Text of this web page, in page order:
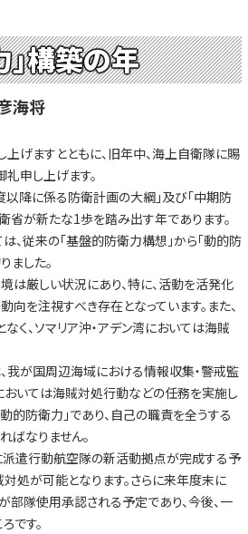
」構築の年
海将
げますとともに、旧年中、海上自衛隊に賜
礼申し上げます。
以降に係る防衛計画の大綱」及び「中期防
省が新たな1歩を踏み出す年であります。
、従来の「基盤的防衛力構想」から「動的防
ました。
厳しい状況にあり、特に、活動を活発化
向を注視すべき存在となっています。また、
く、ソマリア沖・アデン湾においては海賊
我が国周辺海域における情報収集・警戒監
おいては海賊対処行動などの任務を実施し
的防衛力」であり、自己の職責を全うする
ばなりません。
派遣行動航空隊の新活動拠点が完成する予
処が可能となります。さらに来年度末に
隊使用承認される予定であり、今後、一
です。